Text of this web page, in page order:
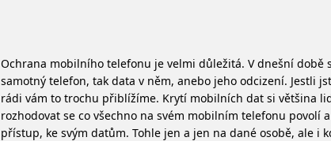
Ochrana mobilního telefonu je velmi důležitá. V dnešní době
samotný telefon, tak data v něm, anebo jeho odcizení. Jestli
rádi vám to trochu přiblížíme. Krytí mobilních dat si většina
rozhodovat se co všechno na svém mobilním telefonu povolí
přístup, ke svým datům. Tohle jen a jen na dané osobě, ale i